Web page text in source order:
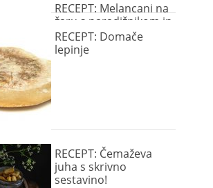
RECEPT: Melancani na
žaru s paradižnikom in
feta sirom
RECEPT: Domače
lepinje
RECEPT: Čemaževa
juha s skrivno
sestavino!